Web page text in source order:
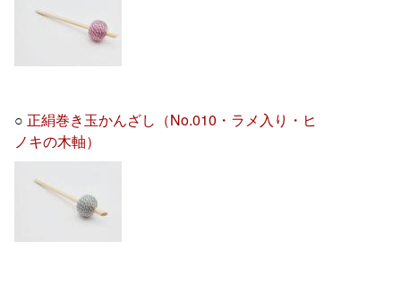
○ 正絹巻き玉かんざし（No.010・ラメ入り・ヒ
ノキの木軸）